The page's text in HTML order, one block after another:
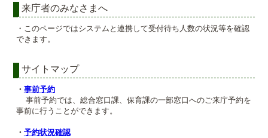
予約状況確認
リアルタイム 窓口混雑状況
メール通知登録
混雑予想カレンダー
来庁者のみなさまへ
・このページではシステムと連携して受付待ち人数の状況等を確認
できます。
サイトマップ
・ 事前予約
事前予約では、総合窓口課、保育課の一部窓口へのご来庁予約を
事前に行うことができます。
・ 予約状況確認